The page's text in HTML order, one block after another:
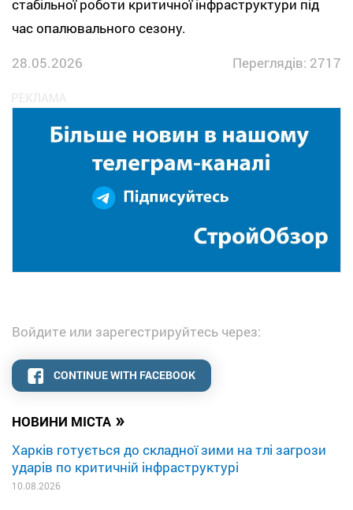
НОВИНИ МІСТА »
Харків готується до складної зими на тлі загрози
ударів по критичній інфраструктурі
10.08.2026
стабільної роботи критичної інфраструктури під
час опалювального сезону.
28.05.2026
Переглядів: 2717
Войдите или зарегестрируйтесь через:
CONTINUE WITH FACEBOOK